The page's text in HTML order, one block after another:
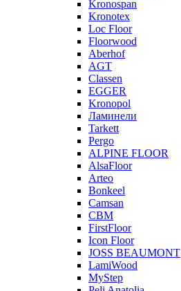
Kronospan
Kronotex
Loc Floor
Floorwood
Aberhof
AGT
Classen
EGGER
Kronopol
Ламинели
Tarkett
Pergo
ALPINE FLOOR
AlsaFloor
Arteo
Bonkeel
Camsan
CBM
FirstFloor
Icon Floor
JOSS BEAUMONT
LamiWood
MyStep